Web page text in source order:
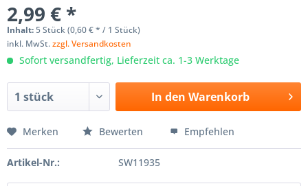
2,99 € *
Inhalt:5 Stück (0,60 € * / 1 Stück)
inkl. MwSt.zzgl. Versandkosten
Sofort versandfertig, Lieferzeit ca. 1-3 Werktage
In den Warenkorb
Merken Bewerten Empfehlen
Artikel-Nr.: SW11935